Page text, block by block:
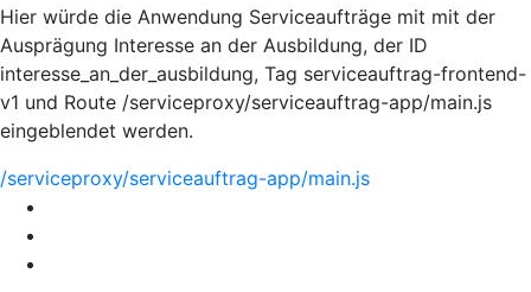
Hier würde die Anwendung Serviceaufträge mit mit der
Ausprägung Interesse an der Ausbildung, der ID
interesse_an_der_ausbildung, Tag serviceauftrag-frontend-
v1 und Route /serviceproxy/serviceauftrag-app/main.js
eingeblendet werden.
/serviceproxy/serviceauftrag-app/main.js